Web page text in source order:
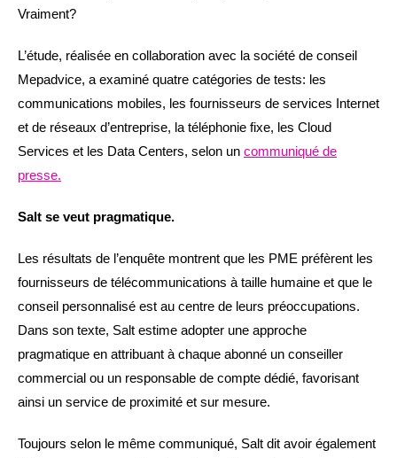
Vraiment?
L’étude, réalisée en collaboration avec la société de conseil
Mepadvice, a examiné quatre catégories de tests: les
communications mobiles, les fournisseurs de services Internet
et de réseaux d’entreprise, la téléphonie fixe, les Cloud
Services et les Data Centers, selon un communiqué de
presse.
Salt se veut pragmatique.
Les résultats de l’enquête montrent que les PME préfèrent les
fournisseurs de télécommunications à taille humaine et que le
conseil personnalisé est au centre de leurs préoccupations.
Dans son texte, Salt estime adopter une approche
pragmatique en attribuant à chaque abonné un conseiller
commercial ou un responsable de compte dédié, favorisant
ainsi un service de proximité et sur mesure.
Toujours selon le même communiqué, Salt dit avoir également